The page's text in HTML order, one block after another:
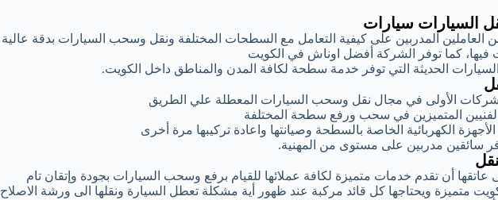
السيارات سيارات
العاملين المدربين على كيفية التعامل مع السطحات المختلفة ونقل وسحب السيارات بدقة عالية
كما توفر الشركة أفضل اوناش في الكويت
الحديثة التي توفر خدمة سطحة لكافة المدن والمناطق داخل الكويت.
الأولى في مجال نقل وسحب السيارات المعطلة علي الطريق
المتميزين في سحب ورفع سطحة المختلفة
الكهربائية الخاصة بالسطحة وصيانتها واعادة تركيبها مرة أخرى
سائقين مدربين على مستوى من المهنية.
أن تقدم خدمات متميزة لكافة عملائها للقيام برفع وسحب السيارات بجودة وإتقان تام
ويحتاجها كل قائد مركبة عند ظهور أية مشكلة تعطل السيارة ونقلها الى ورشة الاصلاح